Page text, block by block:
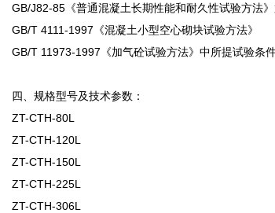
GB/J82-85《普通混凝土长期性能和耐久性试验方法
GB/T 4111-1997《混凝土小型空心砌块试验方法》
GB/T 11973-1997《加气砼试验方法》中所提试验条
四、规格型号及技术参数：
ZT-CTH-80L
ZT-CTH-120L
ZT-CTH-150L
ZT-CTH-225L
ZT-CTH-306L